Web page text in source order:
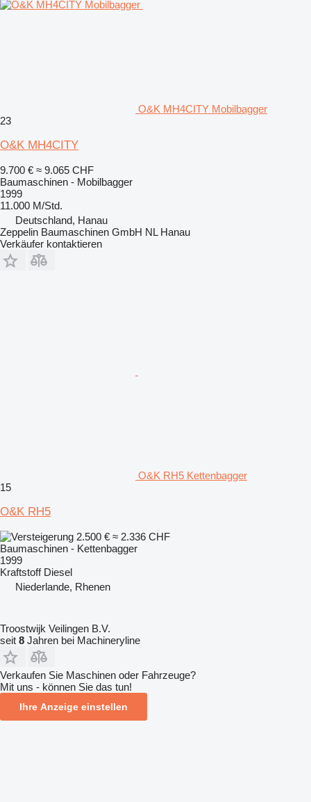
O&K MH4CITY Mobilbagger
23
O&K MH4CITY
9.700 € ≈ 9.065 CHF
Baumaschinen - Mobilbagger
1999
11.000 M/Std.
Deutschland, Hanau
Zeppelin Baumaschinen GmbH NL Hanau
Verkäufer kontaktieren
O&K RH5 Kettenbagger
15
O&K RH5
2.500 € ≈ 2.336 CHF
Baumaschinen - Kettenbagger
1999
Kraftstoff Diesel
Niederlande, Rhenen
Troostwijk Veilingen B.V.
seit 8 Jahren bei Machineryline
Verkaufen Sie Maschinen oder Fahrzeuge?
Mit uns - können Sie das tun!
Ihre Anzeige einstellen